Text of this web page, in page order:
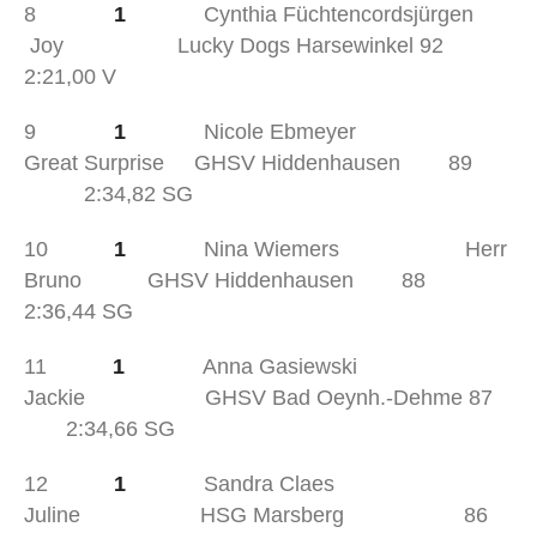
8 1 Cynthia Füchtencordsjürgen
Joy Lucky Dogs Harsewinkel 92
2:21,00 V
9 1 Nicole Ebmeyer
Great Surprise GHSV Hiddenhausen 89
2:34,82 SG
10 1 Nina Wiemers Herr
Bruno GHSV Hiddenhausen 88
2:36,44 SG
11 1 Anna Gasiewski
Jackie GHSV Bad Oeynh.-Dehme 87
2:34,66 SG
12 1 Sandra Claes
Juline HSG Marsberg 86